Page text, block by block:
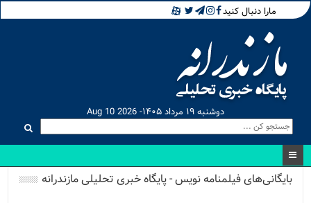
مارا دنبال کنید
دوشنبه ۱۹ مرداد ۱۴۰۵- Aug 10 2026
بایگانی‌های فیلمنامه نویس - پایگاه خبری تحلیلی مازندرانه